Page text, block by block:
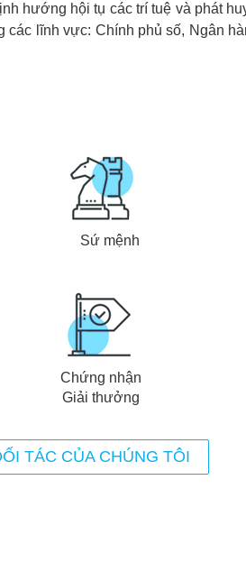
hướng hội tụ các trí tuệ và phát
các lĩnh vực: Chính phủ số, Ngân
Sứ mệnh
Chứng nhận
Giải thưởng
TÁC CỦA CHÚNG TÔI